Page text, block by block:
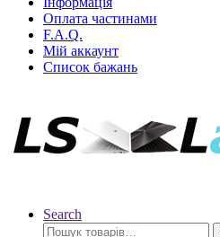
Оплата частинами
F.A.Q.
Мій аккаунт
Список бажань
Search